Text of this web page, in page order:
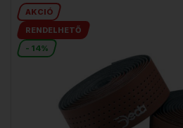
AKCIÓ
RENDELHETŐ
- 14%